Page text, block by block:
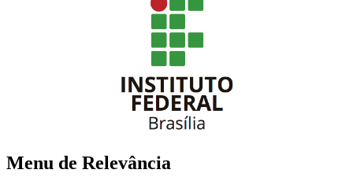
Menu de Relevância